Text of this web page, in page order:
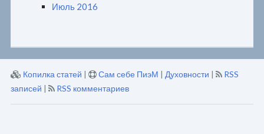
Июль 2016
Копилка статей | Сам себе ПиэМ | Духовности |
RSS
записей | RSS комментариев